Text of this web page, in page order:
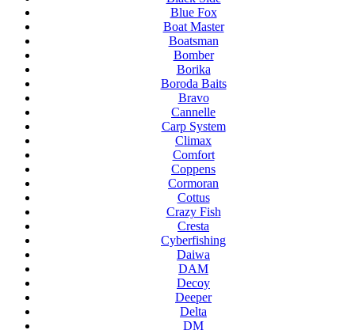
Blue Fox
Boat Master
Boatsman
Bomber
Borika
Boroda Baits
Bravo
Cannelle
Carp System
Climax
Comfort
Coppens
Cormoran
Cottus
Crazy Fish
Cresta
Cyberfishing
Daiwa
DAM
Decoy
Deeper
Delta
DM